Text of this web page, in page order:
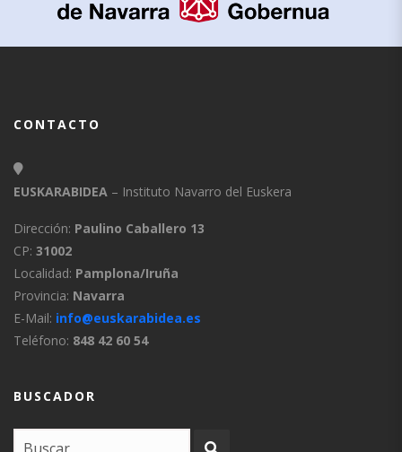
CONTACTO
EUSKARABIDEA – Instituto Navarro del Euskera
Dirección: Paulino Caballero 13
CP: 31002
Localidad: Pamplona/Iruña
Provincia: Navarra
E-Mail: info@euskarabidea.es
Teléfono: 848 42 60 54
BUSCADOR